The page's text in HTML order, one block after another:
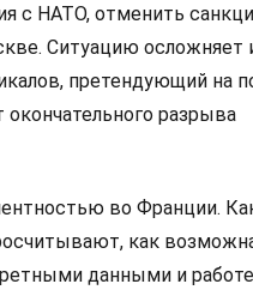
с НАТО, отменить
Ситуацию осложняет
претендующий на
разрыва
во Франции.
как
данными и работе